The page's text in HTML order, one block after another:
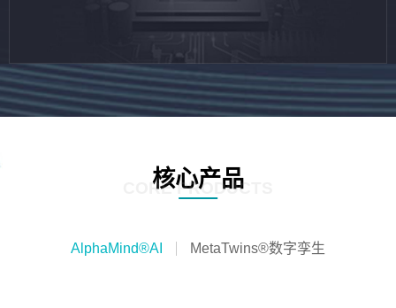
核心产品
CORE PRODUCTS
AlphaMind®AI MetaTwins®数字孪生